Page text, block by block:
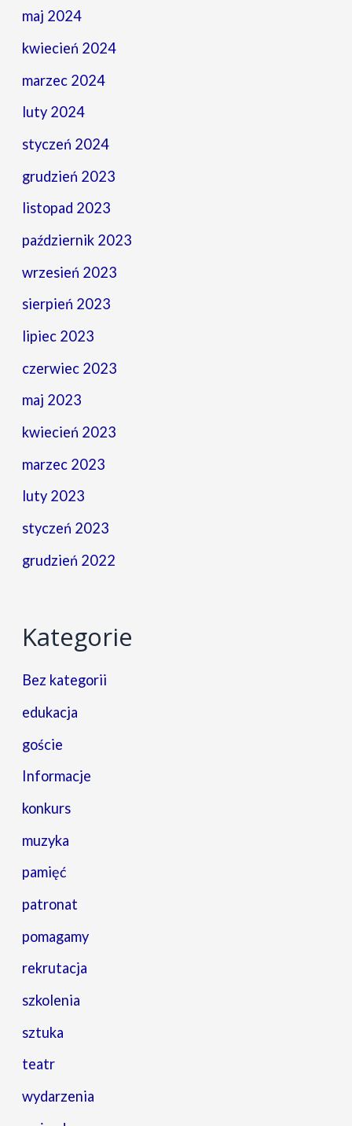
maj 2024
kwiecień 2024
marzec 2024
luty 2024
styczeń 2024
grudzień 2023
listopad 2023
październik 2023
wrzesień 2023
sierpień 2023
lipiec 2023
czerwiec 2023
maj 2023
kwiecień 2023
marzec 2023
luty 2023
styczeń 2023
grudzień 2022
Kategorie
Bez kategorii
edukacja
goście
Informacje
konkurs
muzyka
pamięć
patronat
pomagamy
rekrutacja
szkolenia
sztuka
teatr
wydarzenia